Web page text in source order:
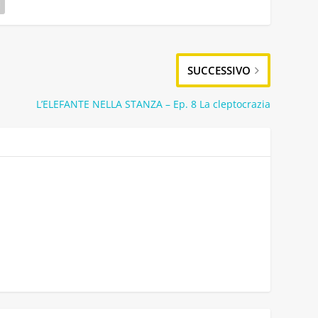
SUCCESSIVO
L’ELEFANTE NELLA STANZA – Ep. 8 La cleptocrazia